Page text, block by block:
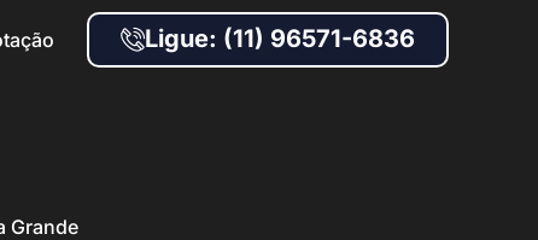
Ligue: (11) 96571-6836
Grande